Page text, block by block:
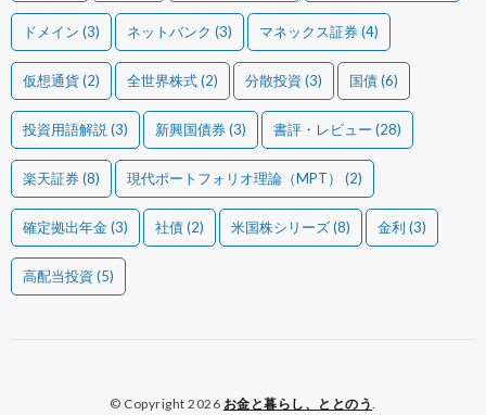
ドメイン (3) ネットバンク (3) マネックス証券(4)
仮想通貨(2) 全世界株式(2) 分散投資 (3) 国債(6)
投資用語解説 (3) 新興国債券(3) 書評・レビュー (28)
楽天証券(8) 現代ポートフォリオ理論（MPT） (2)
確定拠出年金(3) 社債(2) 米国株シリーズ(8) 金利 (3)
高配当投資 (5)
© Copyright 2026 お金と暮らし、ととのう